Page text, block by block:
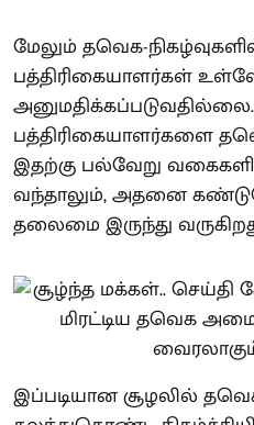
மேலும் தவெக-
பத்திரிகையாளர்கள்
பத்திரிகையாளர்களை
இதற்கு பல்வேறு
வந்தாலும், அதனை
தலைமை இருந்து
இப்படியான சூழலில்